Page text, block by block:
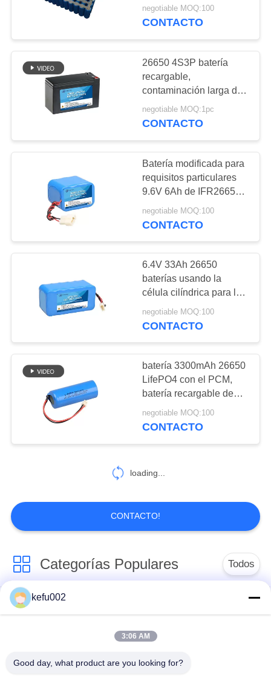
26650 baterías
13
Batería del
reemplazo de SLA
22
batería de litio solar
de la luz de calle
sube la batería
18
Batería de litio de
las
telecomunicaciones
26
almacenamiento de
energía de UPS
negotiable MOQ:100
CONTACTO
26650 4S3P batería
recargable,
contaminación larga de
la batería del ciclo de
12.8V 9Ah libre
negotiable MOQ:1pc
CONTACTO
Batería modificada para
requisitos particulares
9.6V 6Ah de IFR26650
3S2P para las
herramientas portátiles
negotiable MOQ:100
CONTACTO
6.4V 33Ah 26650
baterías usando la
célula cilíndrica para los
dispositivos solares de
UPS
negotiable MOQ:100
CONTACTO
batería 3300mAh 26650
LifePO4 con el PCM,
batería recargable de
3,2 v para la luz del LED
negotiable MOQ:100
CONTACTO
loading...
CONTACTO!
Categorías Populares Todos
Batería
ciclo LiFePo4
Lifepo4
Batería solar Lifepo4
kefu002
3:06 AM
Good day, what product are you looking for?